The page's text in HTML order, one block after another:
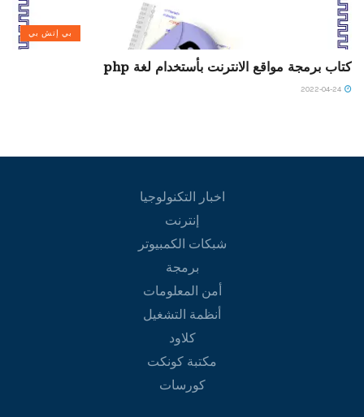
بي إتش بي
كتاب برمجة مواقع الانترنت بأستخدام لغة php
اخبار التكنولوجيا
إنترنت
شبكات الكمبيوتر
برمجة
أمن المعلومات
أنظمة التشغيل
كلاود
مكتبة كونكت
كورسات